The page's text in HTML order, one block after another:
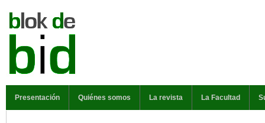
Presentación Quiénes somos La revista La Facultad